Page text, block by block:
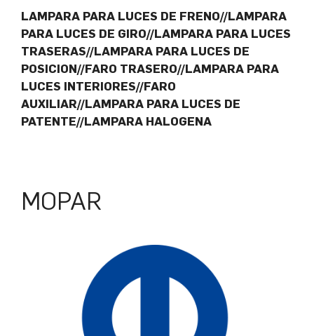
LAMPARA PARA LUCES DE FRENO//LAMPARA
PARA LUCES DE GIRO//LAMPARA PARA LUCES
TRASERAS//LAMPARA PARA LUCES DE
POSICION//FARO TRASERO//LAMPARA PARA
LUCES INTERIORES//FARO
AUXILIAR//LAMPARA PARA LUCES DE
PATENTE//LAMPARA HALOGENA
MOPAR